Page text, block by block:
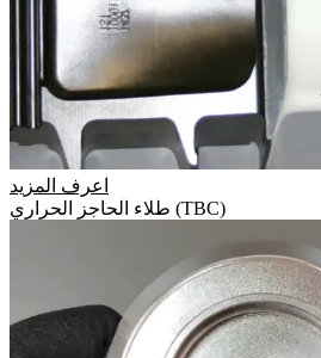
اعرف المزيد
طلاء الحاجز الحراري (TBC)